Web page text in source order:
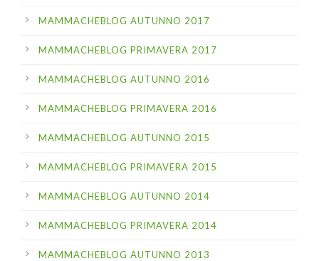
MAMMACHEBLOG AUTUNNO 2017
MAMMACHEBLOG PRIMAVERA 2017
MAMMACHEBLOG AUTUNNO 2016
MAMMACHEBLOG PRIMAVERA 2016
MAMMACHEBLOG AUTUNNO 2015
MAMMACHEBLOG PRIMAVERA 2015
MAMMACHEBLOG AUTUNNO 2014
MAMMACHEBLOG PRIMAVERA 2014
MAMMACHEBLOG AUTUNNO 2013